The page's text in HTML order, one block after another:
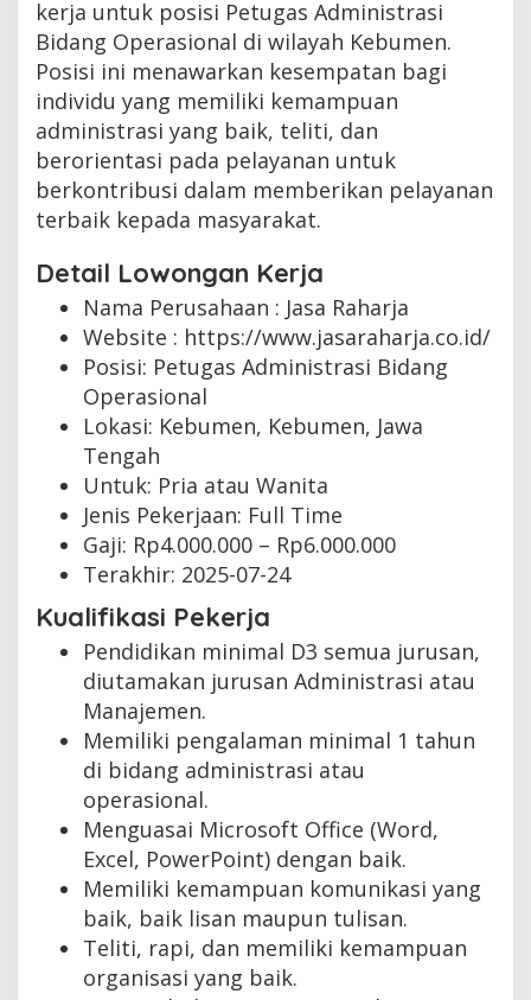
kerja untuk posisi Petugas Administrasi
Bidang Operasional di wilayah Kebumen.
Posisi ini menawarkan kesempatan bagi
individu yang memiliki kemampuan
administrasi yang baik, teliti, dan
berorientasi pada pelayanan untuk
berkontribusi dalam memberikan pelayanan
terbaik kepada masyarakat.
Detail Lowongan Kerja
Nama Perusahaan : Jasa Raharja
Website : https://www.jasaraharja.co.id/
Posisi: Petugas Administrasi Bidang
Operasional
Lokasi: Kebumen, Kebumen, Jawa
Tengah
Untuk: Pria atau Wanita
Jenis Pekerjaan: Full Time
Gaji: Rp4.000.000 – Rp6.000.000
Terakhir: 2025-07-24
Kualifikasi Pekerja
Pendidikan minimal D3 semua jurusan,
diutamakan jurusan Administrasi atau
Manajemen.
Memiliki pengalaman minimal 1 tahun
di bidang administrasi atau
operasional.
Menguasai Microsoft Office (Word,
Excel, PowerPoint) dengan baik.
Memiliki kemampuan komunikasi yang
baik, baik lisan maupun tulisan.
Teliti, rapi, dan memiliki kemampuan
organisasi yang baik.